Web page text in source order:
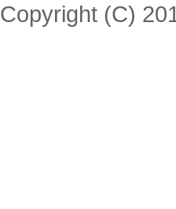
Copyright (C)